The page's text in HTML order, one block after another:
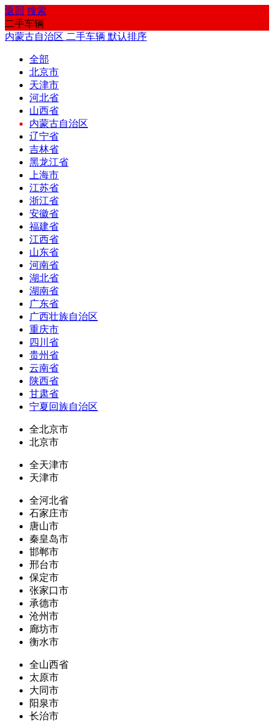
返回 搜索
二手车辆
内蒙古自治区 二手车辆 默认排序
全部
北京市
天津市
河北省
山西省
内蒙古自治区
辽宁省
吉林省
黑龙江省
上海市
江苏省
浙江省
安徽省
福建省
江西省
山东省
河南省
湖北省
湖南省
广东省
广西壮族自治区
重庆市
四川省
贵州省
云南省
陕西省
甘肃省
宁夏回族自治区
全北京市
北京市
全天津市
天津市
全河北省
石家庄市
唐山市
秦皇岛市
邯郸市
邢台市
保定市
张家口市
承德市
沧州市
廊坊市
衡水市
全山西省
太原市
大同市
阳泉市
长治市